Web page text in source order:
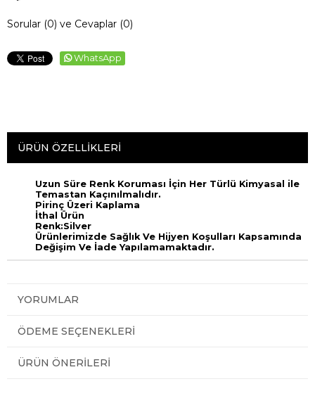
Sorular (0) ve Cevaplar (0)
WhatsApp
ÜRÜN ÖZELLIKLERI
Uzun Süre Renk Koruması İçin Her Türlü Kimyasal ile
Temastan Kaçınılmalıdır.
Pirinç Üzeri Kaplama
İthal Ürün
Renk:Silver
Ürünlerimizde Sağlık Ve Hijyen Koşulları Kapsamında
Değişim Ve İade Yapılamamaktadır.
YORUMLAR
ÖDEME SEÇENEKLERI
ÜRÜN ÖNERILERI